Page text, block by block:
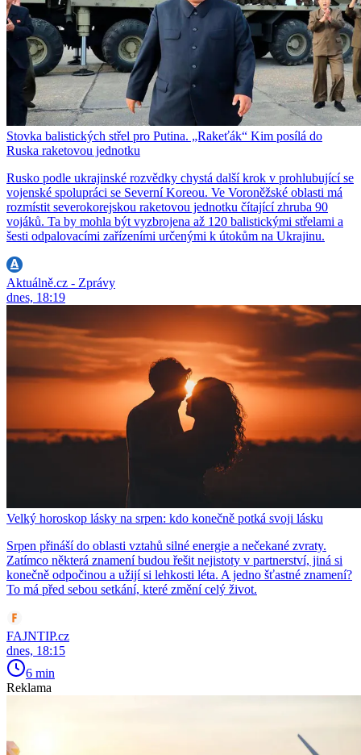
Stovka balistických střel pro Putina. „Rakeťák“ Kim posílá do
Ruska raketovou jednotku
Rusko podle ukrajinské rozvědky chystá další krok v prohlubující se
vojenské spolupráci se Severní Koreou. Ve Voroněžské oblasti má
rozmístit severokorejskou raketovou jednotku čítající zhruba 90
vojáků. Ta by mohla být vyzbrojena až 120 balistickými střelami a
šesti odpalovacími zařízeními určenými k útokům na Ukrajinu.
Aktuálně.cz - Zprávy
dnes, 18:19
Velký horoskop lásky na srpen: kdo konečně potká svoji lásku
Srpen přináší do oblasti vztahů silné energie a nečekané zvraty.
Zatímco některá znamení budou řešit nejistoty v partnerství, jiná si
konečně odpočinou a užijí si lehkosti léta. A jedno šťastné znamení?
To má před sebou setkání, které změní celý život.
FAJNTIP.cz
dnes, 18:15
6 min
Reklama